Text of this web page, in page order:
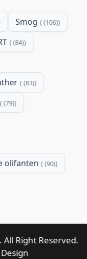
Smog (106)
(84)
(83)
(79)
olifanten (90)
Right Reserved.